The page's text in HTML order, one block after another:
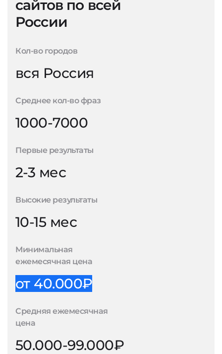
сайтов по всей
России
Кол-во городов
вся Россия
Среднее кол-во фраз
1000-7000
Первые результаты
2-3 мес
Высокие результаты
10-15 мес
Минимальная
ежемесячная цена
от 40.000₽
Средняя ежемесячная
цена
50.000-99.000₽